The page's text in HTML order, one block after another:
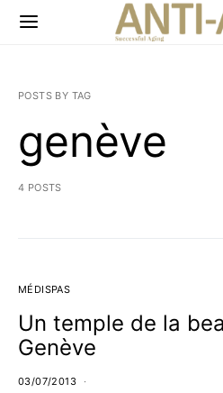
POSTS BY TAG
genève
4 POSTS
MÉDISPAS
Un temple de la
Genève
03/07/2013